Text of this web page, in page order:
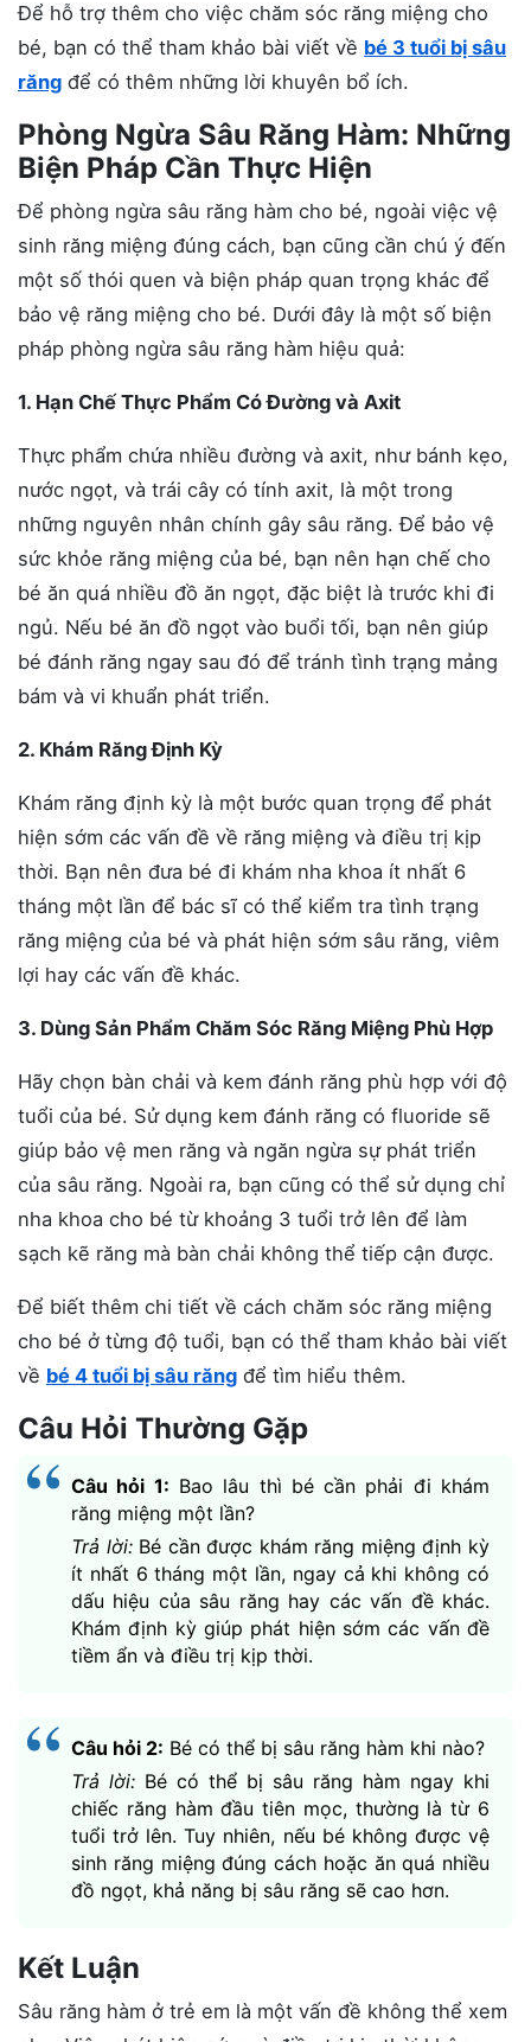
Để hỗ trợ thêm cho việc chăm sóc răng miệng cho
bé, bạn có thể tham khảo bài viết về bé 3 tuổi bị sâu
răng để có thêm những lời khuyên bổ ích.
Phòng Ngừa Sâu Răng Hàm: Những
Biện Pháp Cần Thực Hiện
Để phòng ngừa sâu răng hàm cho bé, ngoài việc vệ
sinh răng miệng đúng cách, bạn cũng cần chú ý đến
một số thói quen và biện pháp quan trọng khác để
bảo vệ răng miệng cho bé. Dưới đây là một số biện
pháp phòng ngừa sâu răng hàm hiệu quả:
1. Hạn Chế Thực Phẩm Có Đường và Axit
Thực phẩm chứa nhiều đường và axit, như bánh kẹo,
nước ngọt, và trái cây có tính axit, là một trong
những nguyên nhân chính gây sâu răng. Để bảo vệ
sức khỏe răng miệng của bé, bạn nên hạn chế cho
bé ăn quá nhiều đồ ăn ngọt, đặc biệt là trước khi đi
ngủ. Nếu bé ăn đồ ngọt vào buổi tối, bạn nên giúp
bé đánh răng ngay sau đó để tránh tình trạng mảng
bám và vi khuẩn phát triển.
2. Khám Răng Định Kỳ
Khám răng định kỳ là một bước quan trọng để phát
hiện sớm các vấn đề về răng miệng và điều trị kịp
thời. Bạn nên đưa bé đi khám nha khoa ít nhất 6
tháng một lần để bác sĩ có thể kiểm tra tình trạng
răng miệng của bé và phát hiện sớm sâu răng, viêm
lợi hay các vấn đề khác.
3. Dùng Sản Phẩm Chăm Sóc Răng Miệng Phù Hợp
Hãy chọn bàn chải và kem đánh răng phù hợp với độ
tuổi của bé. Sử dụng kem đánh răng có fluoride sẽ
giúp bảo vệ men răng và ngăn ngừa sự phát triển
của sâu răng. Ngoài ra, bạn cũng có thể sử dụng chỉ
nha khoa cho bé từ khoảng 3 tuổi trở lên để làm
sạch kẽ răng mà bàn chải không thể tiếp cận được.
Để biết thêm chi tiết về cách chăm sóc răng miệng
cho bé ở từng độ tuổi, bạn có thể tham khảo bài viết
về bé 4 tuổi bị sâu răng để tìm hiểu thêm.
Câu Hỏi Thường Gặp
Câu hỏi 1: Bao lâu thì bé cần phải đi khám
răng miệng một lần?
Trả lời:Bé cần được khám răng miệng định kỳ
ít nhất 6 tháng một lần, ngay cả khi không có
dấu hiệu của sâu răng hay các vấn đề khác.
Khám định kỳ giúp phát hiện sớm các vấn đề
tiềm ẩn và điều trị kịp thời.
Câu hỏi 2: Bé có thể bị sâu răng hàm khi nào?
Trả lời: Bé có thể bị sâu răng hàm ngay khi
chiếc răng hàm đầu tiên mọc, thường là từ 6
tuổi trở lên. Tuy nhiên, nếu bé không được vệ
sinh răng miệng đúng cách hoặc ăn quá nhiều
đồ ngọt, khả năng bị sâu răng sẽ cao hơn.
Kết Luận
Sâu răng hàm ở trẻ em là một vấn đề không thể xem